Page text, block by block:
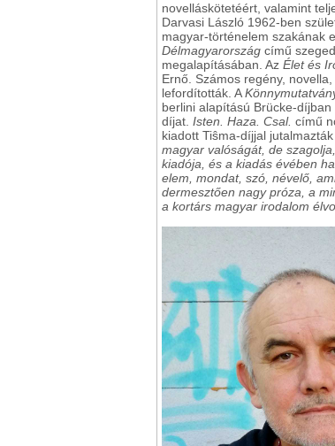
novelláskötetéért, valamint
Darvasi László 1962-ben
magyar-történelem szakának
Délmagyarország című
megalapításában. Az Élet és
Ernő. Számos regény,
lefordították. A
berlini alapítású Brücke-
díjat. Isten. Haza. Csal. című
kiadott Tiŝma-díjjal jutalmazták
magyar valóságát, de
kiadója, és a kiadás évében
elem, mondat, szó, névelő,
dermesztően nagy próza, a
a kortárs magyar irodalom